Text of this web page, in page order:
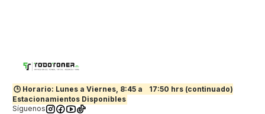
🕒 Horario: Lunes a Viernes, 8:45 a
17:50 hrs (continuado)
Estacionamientos Disponibles
Síguenos